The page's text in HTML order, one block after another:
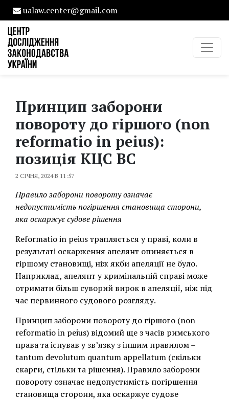
ualaw.center@gmail.com
Принцип заборони
повороту до гіршого (non
reformatio in peius):
позиція КЦС ВС
2 СІЧНЯ, 2024 В 11:57
Правило заборони повороту означає
недопустимість погіршення становища сторони,
яка оскаржує судове рішення
Reformatio in peius трапляється у праві, коли в
результаті оскарження апелянт опиняється в
гіршому становищі, ніж якби апеляції не було.
Наприклад, апелянт у кримінальній справі може
отримати більш суворий вирок в апеляції, ніж під
час первинного судового розгляду.
Принцип заборони повороту до гіршого (non
reformatio in peius) відомий ще з часів римського
права та існував у зв’язку з іншим правилом –
tantum devolutum quantum appellatum (скільки
скарги, стільки та рішення). Правило заборони
повороту означає недопустимість погіршення
становища сторони, яка оскаржує судове